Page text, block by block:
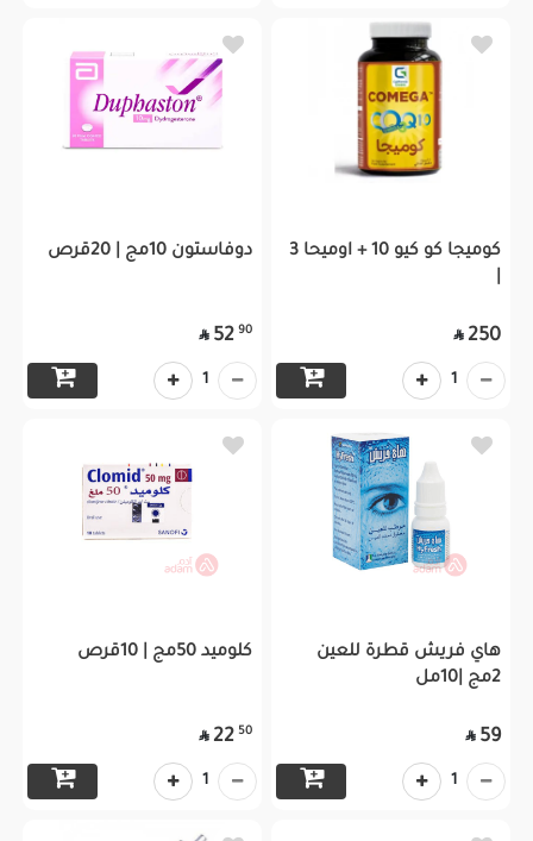
كوميجا كو كيو 10 + اوميحا 3
250

1
دوفاستون 10مج | 20قرص
90
52

1
هاي فريش قطرة للعين
2مج |10مل
59

1
كلوميد 50مج | 10قرص
50
22

1